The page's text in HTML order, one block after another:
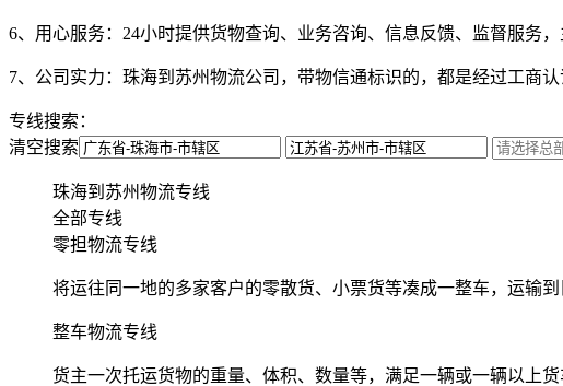
6、用心服务： 24小时提供货物查询、业务咨询、信息反馈、监督服务
7、公司实力： 珠海到苏州物流公司，带物信通标识的，都是经过工商
专线搜索：
清空搜索
珠海到苏州物流专线
全部专线
零担物流专线
将运往同一地的多家客户的零散货、小票货等凑成一整车，运输
整车物流专线
货主一次托运货物的重量、体积、数量等，满足一辆或一辆以上货